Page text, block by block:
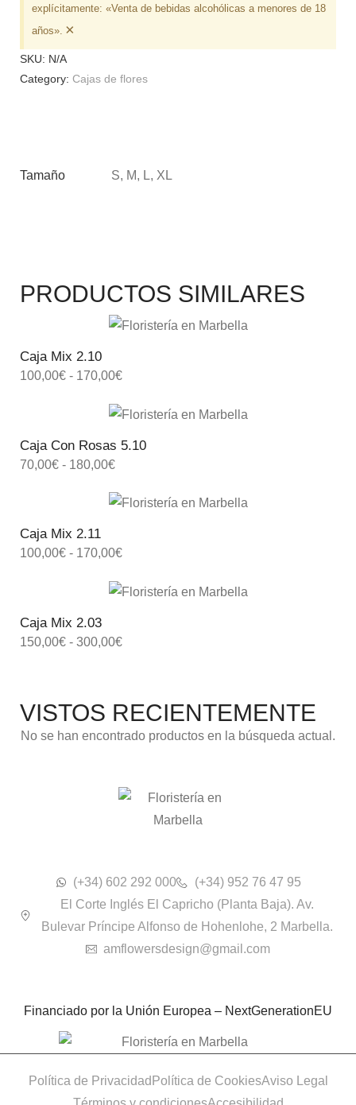
explícitamente: «Venta de bebidas alcohólicas a menores de 18
años». ×
SKU: N/A
Category: Cajas de flores
Tamaño S, M, L, XL
PRODUCTOS SIMILARES
Caja Mix 2.10
100,00€ - 170,00€
Caja Con Rosas 5.10
70,00€ - 180,00€
Caja Mix 2.11
100,00€ - 170,00€
Caja Mix 2.03
150,00€ - 300,00€
VISTOS RECIENTEMENTE
No se han encontrado productos en la búsqueda actual.
(+34) 602 292 000
(+34) 952 76 47 95
El Corte Inglés El Capricho (Planta Baja). Av.
Bulevar Príncipe Alfonso de Hohenlohe, 2 Marbella.
amflowersdesign@gmail.com
Financiado por la Unión Europea – NextGenerationEU
Política de Privacidad Política de CookiesAviso Legal